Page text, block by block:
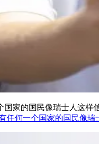
国家的国民像瑞士人这样
任何一个国家的国民像瑞